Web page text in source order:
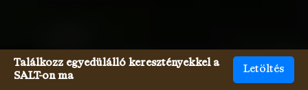
Találkozz egyedülálló keresztényekkel a
SALT-on ma
Letöltés